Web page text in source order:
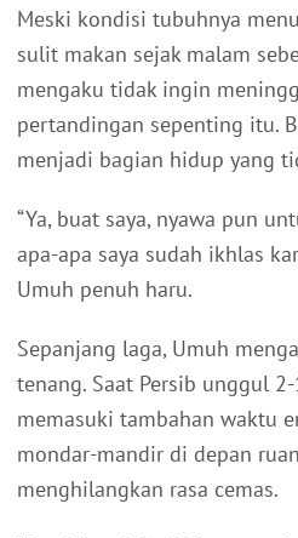
Meski kondisi tubuhnya
sulit makan sejak malam
mengaku tidak ingin
pertandingan sepenting itu.
menjadi bagian hidup yang
“Ya, buat saya, nyawa pun
apa-apa saya sudah ikhlas
Umuh penuh haru.
Sepanjang laga, Umuh
tenang. Saat Persib unggul
memasuki tambahan waktu
mondar-mandir di depan
menghilangkan rasa cemas.